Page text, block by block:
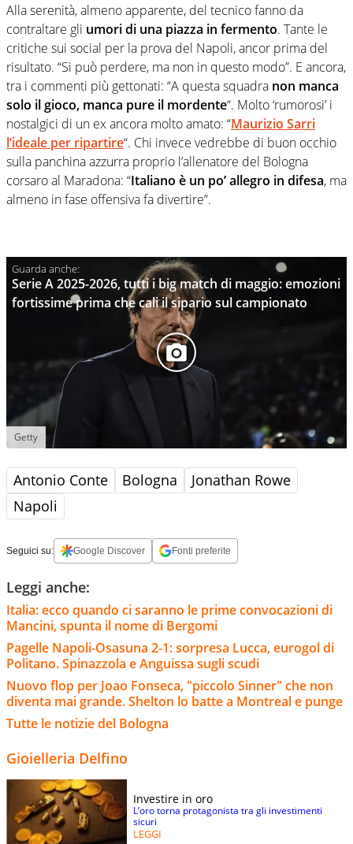
Alla serenità, almeno apparente, del tecnico fanno da
contraltare gli umori di una piazza in fermento. Tante le
critiche sui social per la prova del Napoli, ancor prima del
risultato. “Si può perdere, ma non in questo modo”. E ancora,
tra i commenti più gettonati: “A questa squadra non manca
solo il gioco, manca pure il mordente“. Molto ‘rumorosi’ i
nostalgici di un ex ancora molto amato: “Maurizio Sarri
l’ideale per ripartire“. Chi invece vedrebbe di buon occhio
sulla panchina azzurra proprio l’allenatore del Bologna
corsaro al Maradona: “Italiano è un po’ allegro in difesa, ma
almeno in fase offensiva fa divertire”.
Serie A 2025-2026, tutti i big match di maggio: emozioni
fortissime prima che cali il sipario sul campionato
Getty
Antonio Conte Bologna
Jonathan Rowe
Napoli
Seguici su: Google Discover Fonti preferite
Leggi anche:
Italia: ecco quando ci saranno le prime convocazioni di
Mancini, spunta il nome di Bergomi
Pagelle Napoli-Osasuna 2-1: sorpresa Lucca, eurogol di
Politano. Spinazzola e Anguissa sugli scudi
Nuovo flop per Joao Fonseca, "piccolo Sinner" che non
diventa mai grande. Shelton lo batte a Montreal e punge
Tutte le notizie del Bologna
Gioielleria Delfino
Investire in oro
L’oro torna protagonista tra gli investimenti
sicuri
LEGGI